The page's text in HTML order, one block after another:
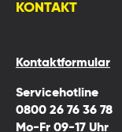
KONTAKT
Kontaktformular
Servicehotline
0800 26 76 36 78
Mo-Fr 09-17 Uhr